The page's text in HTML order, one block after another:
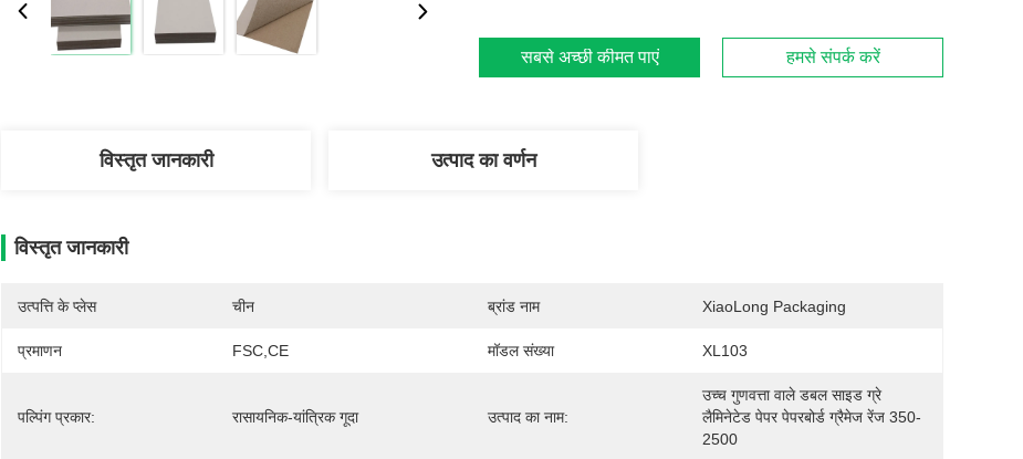
सबसे अच्छी कीमत पाएं हमसे संपर्क करें
विस्तृत जानकारी उत्पाद का वर्णन
विस्तृत जानकारी
उत्पत्ति के प्लेस चीन ब्रांड नाम XiaoLong Packaging
प्रमाणन FSC,CE मॉडल संख्या XL103
पल्पिंग प्रकार: रासायनिक-यांत्रिक गूदा उत्पाद का नाम:
उच्च गुणवत्ता वाले डबल साइड ग्रे
लैमिनेटेड पेपर पेपरबोर्ड ग्रैमेज रेंज 350-
2500